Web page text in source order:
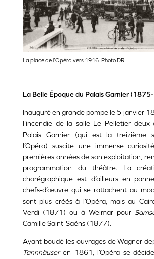
La place de l’Opéra vers 1916. Photo DR
La Belle Époque du Palais Garnier
Inauguré en grande pompe le 5 janvier
l’incendie de la salle Le Pelletier
Palais Garnier (qui est la treizième
l’Opéra) suscite une immense
premières années de son exploitation,
programmation du théâtre. La
chorégraphique est d’ailleurs en
chefs-d’œuvre qui se rattachent au
sont plus créés à l’Opéra, mais au
Verdi (1871) ou à Weimar pour
Camille Saint-Saëns (1877).
Ayant boudé les ouvrages de Wagner
Tannhäuseren 1861, l’Opéra se